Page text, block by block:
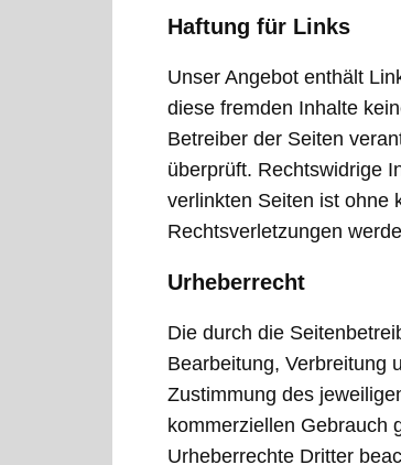
Haftung für Links
Unser Angebot enthält
diese fremden Inhalte
Betreiber der Seiten
überprüft. Rechtswidrige
verlinkten Seiten ist ohne
Rechtsverletzungen
Urheberrecht
Die durch die
Bearbeitung, Verbreitung
Zustimmung des
kommerziellen Gebrauch
Urheberrechte Dritter